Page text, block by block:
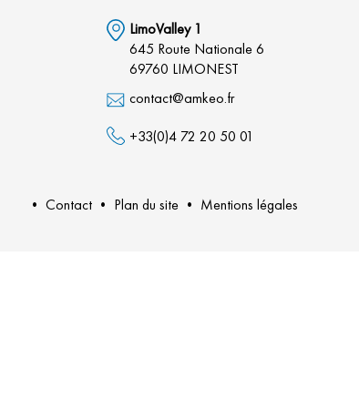
LimoValley 1
645 Route Nationale 6
69760 LIMONEST
contact@amkeo.fr
+33(0)4 72 20 50 01
• Contact• Plan du site• Mentions légales